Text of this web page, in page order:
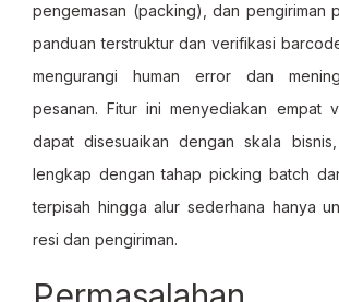
pengemasan (packing), dan pengiriman
panduan terstruktur dan verifikasi
mengurangi human error dan
pesanan. Fitur ini menyediakan empat
dapat disesuaikan dengan skala
lengkap dengan tahap picking batch
terpisah hingga alur sederhana hanya
resi dan pengiriman.